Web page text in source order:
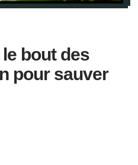
bout des
pour sauver